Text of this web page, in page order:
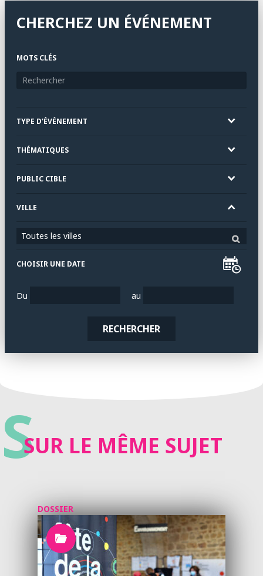
CHERCHEZ UN ÉVÉNEMENT
MOTS CLÉS
TYPE D'ÉVÉNEMENT
THÉMATIQUES
PUBLIC CIBLE
VILLE
Toutes les villes
CHOISIR UNE DATE
Du au
RECHERCHER
SSUR LE MÊME SUJET
DOSSIER